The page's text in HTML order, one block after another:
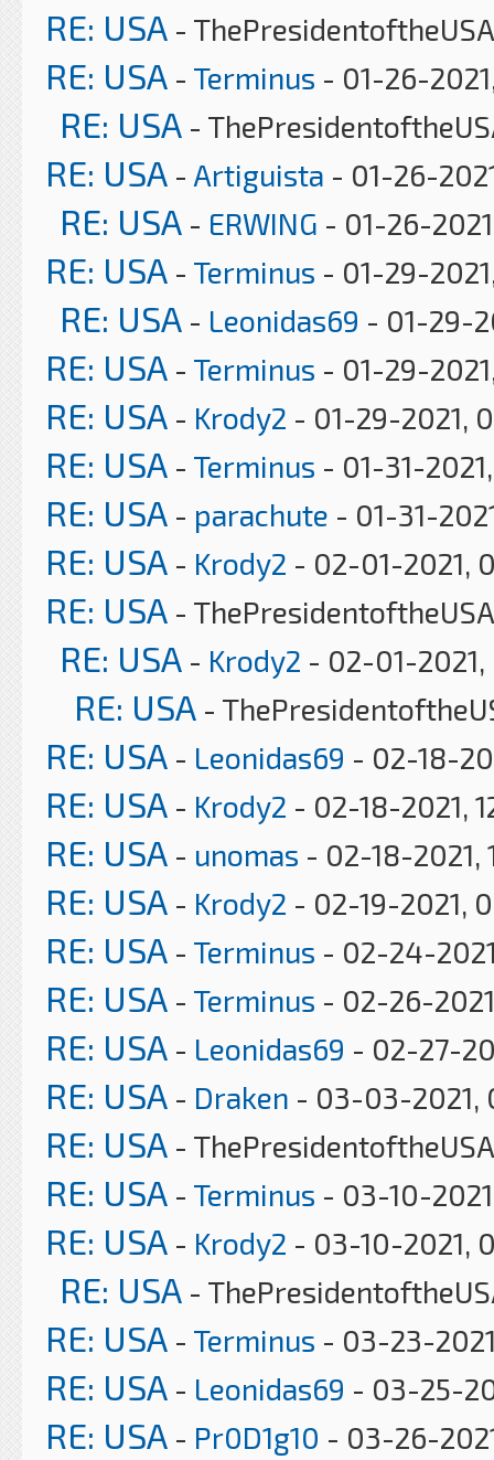
RE: USA -
RE: USA - Terminus - 01-26-
RE: USA -
RE: USA - Artiguista - 01-26-
RE: USA - ERWING - 01-26-
RE: USA - Terminus - 01-29-
RE: USA - Leonidas69 - 01-29-
RE: USA - Terminus - 01-29-
RE: USA - Krody2 - 01-29-2021,
RE: USA - Terminus - 01-31-
RE: USA - parachute - 01-31-
RE: USA - Krody2 - 02-01-2021,
RE: USA -
RE: USA - Krody2 - 02-01-
RE: USA -
RE: USA - Leonidas69 - 02-18-
RE: USA - Krody2 - 02-18-2021,
RE: USA - unomas - 02-18-2021,
RE: USA - Krody2 - 02-19-2021,
RE: USA - Terminus - 02-24-
RE: USA - Terminus - 02-26-
RE: USA - Leonidas69 - 02-27-
RE: USA - Draken - 03-03-2021,
RE: USA -
RE: USA - Terminus - 03-10-
RE: USA - Krody2 - 03-10-2021,
RE: USA -
RE: USA - Terminus - 03-23-
RE: USA - Leonidas69 - 03-25-
RE: USA - Pr0D1g10 - 03-26-